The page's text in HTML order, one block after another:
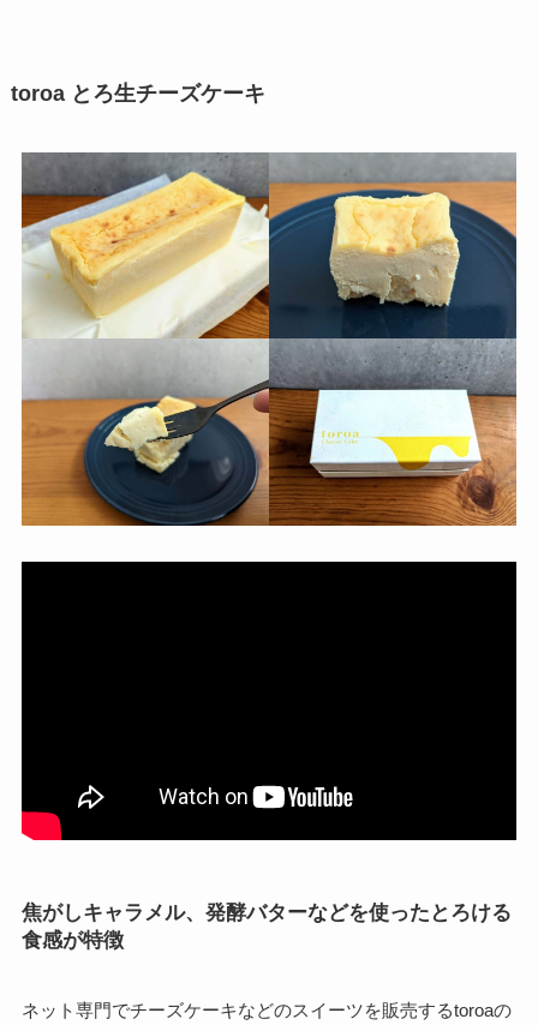
toroa とろ生チーズケーキ
焦がしキャラメル、発酵バターなどを使ったとろける
食感が特徴
ネット専門でチーズケーキなどのスイーツを販売するtoroaの